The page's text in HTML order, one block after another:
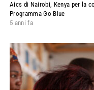
Aics di Nairobi, Kenya per la
Programma Go Blue
5 anni fa